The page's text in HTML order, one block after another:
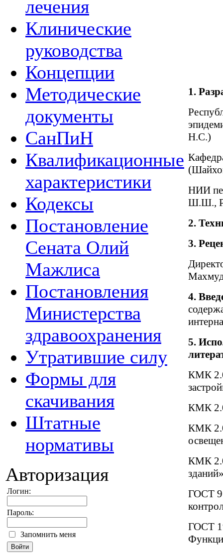
лечения
Клинические
руководства
Концепции
Методические
документы
СанПиН
Квалификационные
характеристики
Кодексы
Постановление
Сената Олий
Мажлиса
Постановления
Министерства
здравоохранения
Утратившие силу
Формы для
скачивания
Штатные
нормативы
Авторизация
Логин:
Пароль:
Запомнить меня
1.
Н.С.)
НИИ
Ш.Ш.,
2.
3.
4.
5.
КМК
КМК
КМК
КМК
ГОСТ
ГОСТ